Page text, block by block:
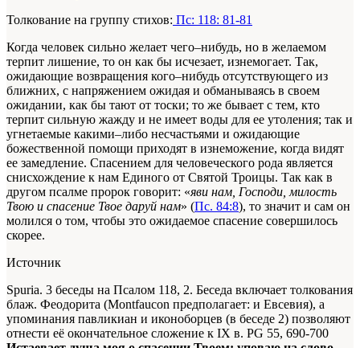
Толкование на группу стихов: Пс: 118: 81-81
Когда человек сильно желает чего–нибудь, но в желаемом
терпит лишение, то он как бы исчезает, изнемогает. Так,
ожидающие возвращения кого–нибудь отсутствующего из
ближних, с напряжением ожидая и обманываясь в своем
ожидании, как бы тают от тоски; то же бывает с тем, кто
терпит сильную жажду и не имеет воды для ее утоления; так и
угнетаемые какими–либо несчастьями и ожидающие
божественной помощи приходят в изнеможение, когда видят
ее замедление. Спасением для человеческого рода является
снисхождение к нам Единого от Святой Троицы. Так как в
другом псалме пророк говорит: «яви нам, Господи, милость
Твою и спасение Твое даруй нам» (Пс. 84:8), то значит и сам он
молился о том, чтобы это ожидаемое спасение совершилось
скорее.
Источник
Spuria. 3 беседы на Псалом 118, 2. Беседа включает толкования
блаж. Феодорита (Montfaucon предполагает: и Евсевия), а
упоминания павликиан и иконоборцев (в беседе 2) позволяют
отнести её окончательное сложение к IX в. PG 55, 690-700